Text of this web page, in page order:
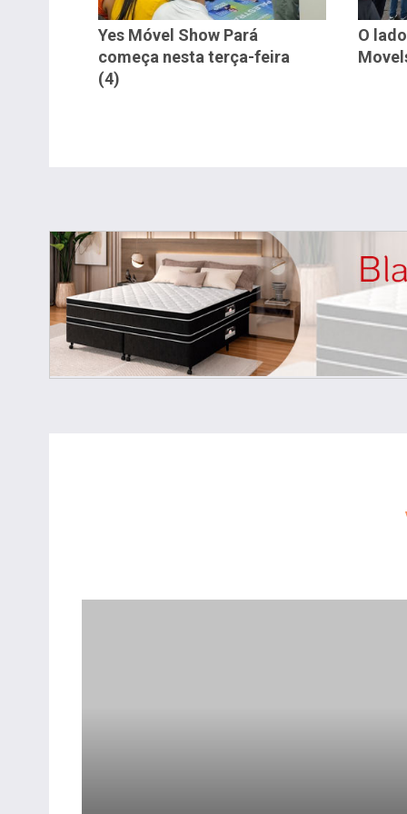
Yes Móvel Show Pará
começa nesta terça-feira
(4)
O